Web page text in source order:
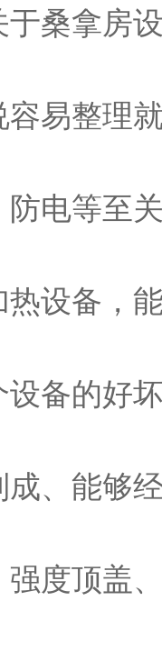
桑拿房
易整理
电等至
热设备，
备的好
、能够
度顶盖